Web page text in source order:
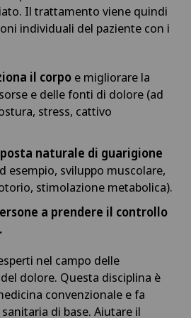
Il trattamento viene quindi
individuali del paziente con i
il corpo e migliorare la
e delle fonti di dolore (ad
stress, cattivo
naturale di guarigione
esempio, sviluppo muscolare,
stimolazione metabolica).
a prendere il controllo
nel campo delle
dolore. Questa disciplina è
convenzionale e fa
di base. Aiutare il